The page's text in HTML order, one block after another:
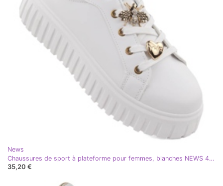
News
Chaussures de sport à plateforme pour femmes, blanches NEWS 4756
35,20 €